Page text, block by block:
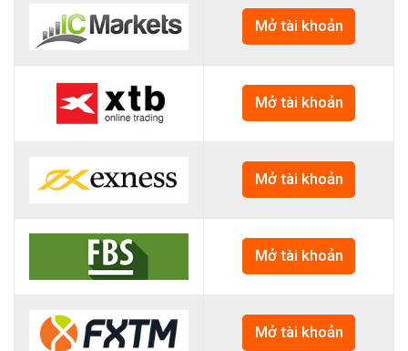
Mở tài khoản
Mở tài khoản
Mở tài khoản
Mở tài khoản
Mở tài khoản